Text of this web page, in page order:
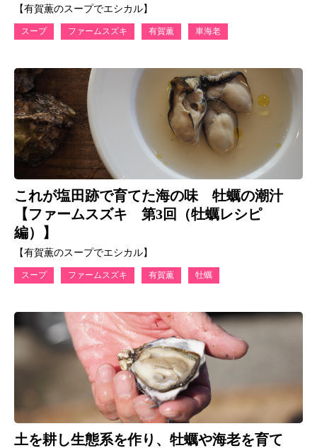
【有賀薫のスープでエシカル】
スープ ファームスズキ 有賀薫 車海老
これが塩田跡で育てた海の味 牡蠣の潮汁
【ファームスズキ 第3回（牡蠣レシピ
編）】
【有賀薫のスープでエシカル】
スープ ファームスズキ 有賀薫 牡蠣
土を耕し生態系を作り、牡蠣や海老を育て